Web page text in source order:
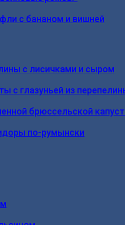
с бананом и вишней
с лисичками и сыром
с глазуньей из
брюссельской
по-румынски